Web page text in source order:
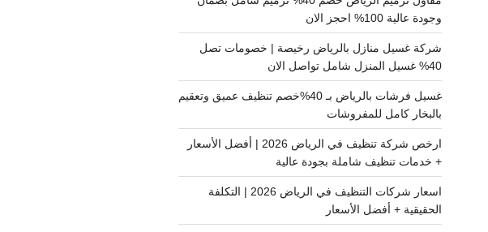
وجودة عالية 100% احجز الان
شركة غسيل منازل بالرياض رخيصة | خصومات تصل
40% غسيل المنزل شامل تواصل الان
غسيل فرشات بالرياض بـ 40%خصم تنظيف عميق وتعقيم
بالبخار كامل للمفروشات
ارخص شركة تنظيف في الرياض 2026 | أفضل الأسعار
+ خدمات تنظيف شاملة بجودة عالية
اسعار شركات التنظيف في الرياض 2026 | التكلفة
الحقيقية + أفضل الأسعار